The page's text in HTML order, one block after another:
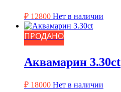
₽ 12800 Нет в наличии
ПРОДАНО
Аквамарин 3.30ct
₽ 18000 Нет в наличии